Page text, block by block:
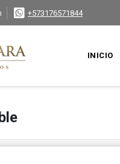
+573176571844
INICIO